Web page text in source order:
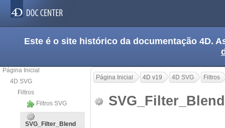
Este é o site histórico da documentação 4D.
Página Inicial
4D SVG
Filtros
Filtros SVG
SVG_Filter_Blend
Página Inicial 4D v19 4D SVG Filtros